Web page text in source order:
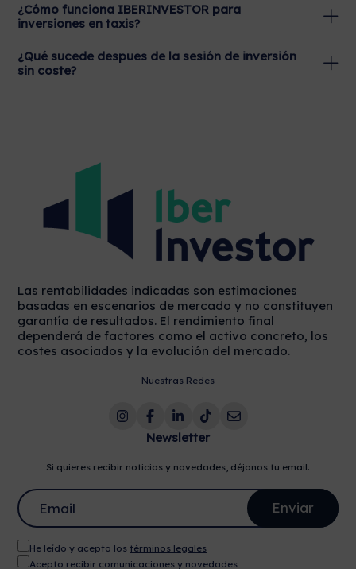
¿Cómo funciona IBERINVESTOR para
inversiones en taxis?
¿Qué sucede despues de la sesión de inversión
sin coste?
Las rentabilidades indicadas son estimaciones
basadas en escenarios de mercado y no constituyen
garantía de resultados. El rendimiento final
dependerá de factores como el activo concreto, los
costes asociados y la evolución del mercado.
Nuestras Redes
Newsletter
Si quieres recibir noticias y novedades, déjanos tu email.
He leído y acepto los términos legales
Acepto recibir comunicaciones y novedades